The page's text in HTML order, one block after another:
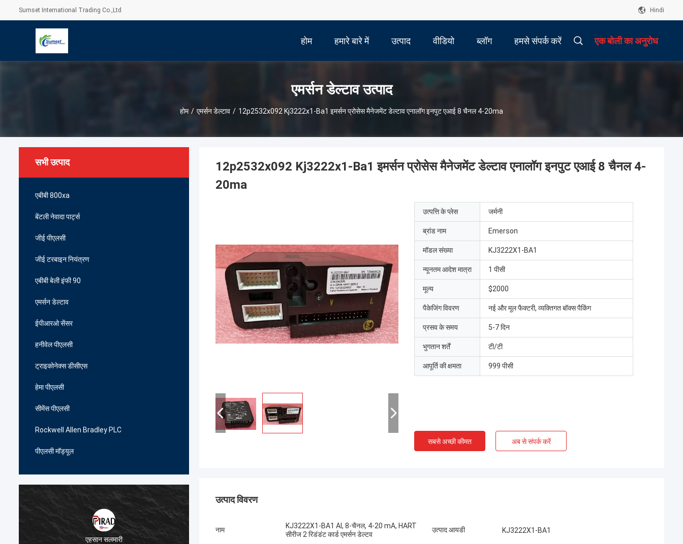
Sumset International Trading Co.,Ltd Hindi
होम हमारे बारे में उत्पाद वीडियो ब्लॉग हमसे संपर्क करें एक बोली का अनुरोध
एमर्सन डेल्टाव उत्पाद
होम / एमर्सन डेल्टाव / 12p2532x092 Kj3222x1-Ba1 इमर्सन प्रोसेस मैनेजमेंट डेल्टाव एनालॉग इनपुट एआई 8 चैनल 4-20ma
सभी उत्पाद
एबीबी 800xa
बेंटली नेवादा पार्ट्स
जीई पीएलसी
जीई टरबाइन नियंत्रण
एबीबी बेली इंफी 90
एमर्सन डेल्टाव
ईपीआरओ सेंसर
हनीवेल पीएलसी
ट्राइकोनेक्स डीसीएस
हेमा पीएलसी
सीमेंस पीएलसी
Rockwell Allen Bradley PLC
पीएलसी मॉड्यूल
एहसान सलमारी
ब्रूनो नासिमेंटो
12p2532x092 Kj3222x1-Ba1 इमर्सन प्रोसेस मैनेजमेंट डेल्टाव एनालॉग इनपुट एआई 8 चैनल 4-
20ma
उत्पत्ति के प्लेस जर्मनी
ब्रांड नाम Emerson
मॉडल संख्या KJ3222X1-BA1
न्यूनतम आदेश मात्रा 1 पीसी
मूल्य $2000
पैकेजिंग विवरण नई और मूल फैक्टरी, व्यक्तिगत बॉक्स पैकिंग
प्रसव के समय 5-7 दिन
भुगतान शर्तें टी/टी
आपूर्ति की क्षमता 999 पीसी
सबसे अच्छी कीमत अब से संपर्क करें
उत्पाद विवरण
नाम
KJ3222X1-BA1 AI, 8-चैनल, 4-20 mA, HART
सीरीज 2 रिडंडंट कार्ड एमर्सन डेल्टव
उत्पाद आयडी KJ3222X1-BA1